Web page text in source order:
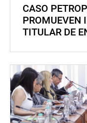
CASO
PROMUEVEN
TITULAR DE